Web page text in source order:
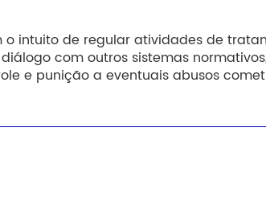
o intuito de regular atividades de
com outros sistemas
e punição a eventuais abusos